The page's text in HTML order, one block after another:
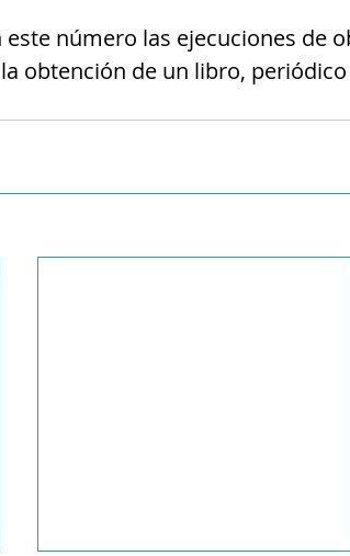
número las ejecuciones de
obtención de un libro,